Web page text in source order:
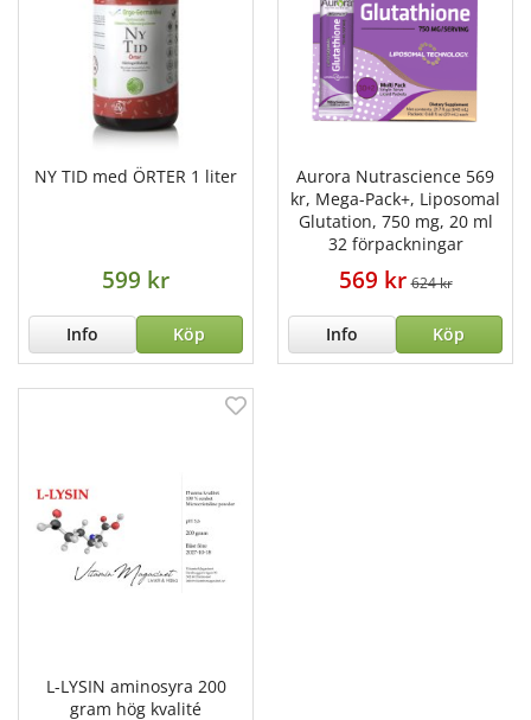
NY TID med ÖRTER 1 liter
599 kr
Info Köp
Aurora Nutrascience 569
kr, Mega-Pack+, Liposomal
Glutation, 750 mg, 20 ml
32 förpackningar
569 kr 624 kr
Info Köp
L-LYSIN aminosyra 200
gram hög kvalité